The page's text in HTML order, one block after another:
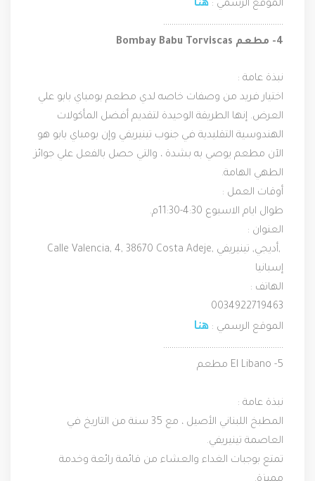
الموقع الرسمي :
…………………………………………………
4- مطعم ‪Bombay Babu Torviscas‬‬
نبذة عامة :
الطهي الهامة.
أوقات العمل :
طوال ايام الاسبوع 4:30-11:30م.
العنوان :
‪Calle Valencia, 4‬, 38670 ‪Costa Adeje‬, أديجي, تينيريفي,‎
الهاتف :
0034922719463
الموقع الرسمي : هنا
…………………………………………………
مطعم ‪El Libano‬ -5
نبذة عامة :
العاصمة تينيريفي.